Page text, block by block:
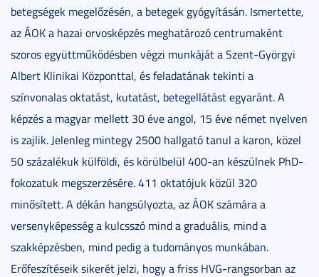
betegségek megelőzésén, a betegek gyógyításán. Ismertette,
az ÁOK a hazai orvosképzés meghatározó centrumaként
szoros együttműködésben végzi munkáját a Szent-Györgyi
Albert Klinikai Központtal, és feladatának tekinti a
színvonalas oktatást, kutatást, betegellátást egyaránt. A
képzés a magyar mellett 30 éve angol, 15 éve német nyelven
is zajlik. Jelenleg mintegy 2500 hallgató tanul a karon, közel
50 százalékuk külföldi, és körülbelül 400-an készülnek PhD-
fokozatuk megszerzésére. 411 oktatójuk közül 320
minősített. A dékán hangsúlyozta, az ÁOK számára a
versenyképesség a kulcsszó mind a graduális, mind a
szakképzésben, mind pedig a tudományos munkában.
Erőfeszítéseik sikerét jelzi, hogy a friss HVG-rangsorban az